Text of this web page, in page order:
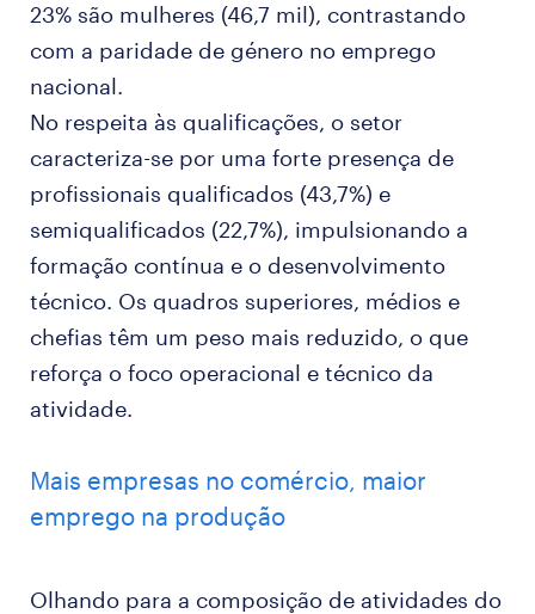
23% são mulheres (46,7 mil), contrastando
com a paridade de género no emprego
nacional.
No respeita às qualificações, o setor
caracteriza-se por uma forte presença de
profissionais qualificados (43,7%) e
semiqualificados (22,7%), impulsionando a
formação contínua e o desenvolvimento
técnico. Os quadros superiores, médios e
chefias têm um peso mais reduzido, o que
reforça o foco operacional e técnico da
atividade.
Mais empresas no comércio, maior
emprego na produção
Olhando para a composição de atividades do